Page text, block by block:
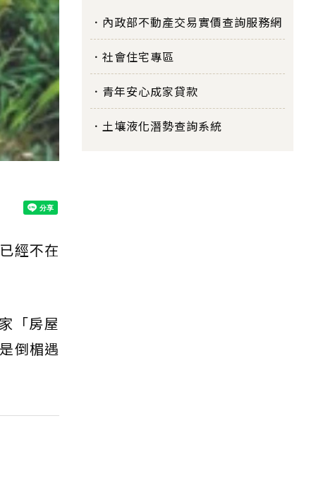
經不在
「房屋
倒楣遇
內政部不動產交易實價查詢服務網
社會住宅專區
青年安心成家貸款
土壤液化潛勢查詢系統